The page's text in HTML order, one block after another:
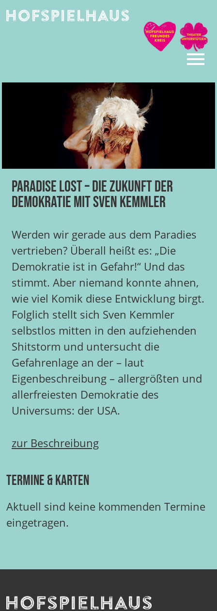
Paradise Lost – Die Zukunft der
Demokratie mit Sven Kemmler
Werden wir gerade aus dem Paradies
vertrieben? Überall heißt es: „Die
Demokratie ist in Gefahr!“ Und das
stimmt. Aber niemand konnte ahnen,
wie viel Komik diese Entwicklung birgt.
Folglich stellt sich Sven Kemmler
selbstlos mitten in den aufziehenden
Shitstorm und untersucht die
Gefahrenlage an der – laut
Eigenbeschreibung – allergrößten und
allerfreiesten Demokratie des
Universums: der USA.
zur Beschreibung
Termine & Karten
Aktuell sind keine kommenden Termine
eingetragen.